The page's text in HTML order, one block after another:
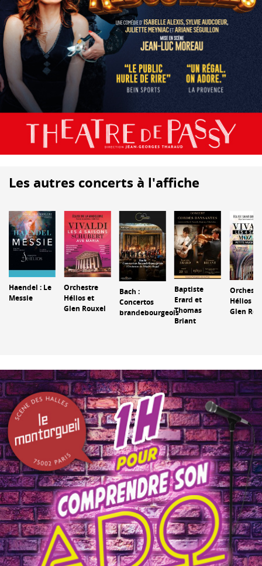
Les autres concerts à l'affiche
Haendel : Le
Messie
Orchestre
Hélios et
Glen Rouxel
Bach :
Concertos
brandebourgeois
Baptiste
Erard et
Thomas
Briant
Hélios et
Glen